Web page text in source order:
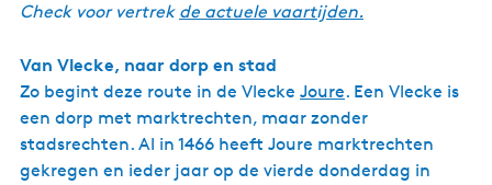
Check voor vertrek de actuele vaartijden.
Van Vlecke, naar dorp en stad
Zo begint deze route in de Vlecke Joure. Een Vlecke is
een dorp met marktrechten, maar zonder
stadsrechten. Al in 1466 heeft Joure marktrechten
gekregen en ieder jaar op de vierde donderdag in